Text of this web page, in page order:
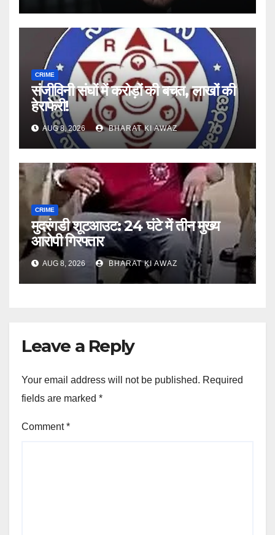
CRIME
संजीविनी संघों में करोड़ों की बचत, लाखों की
हेराफेरी!
AUG 8, 2026 BHARAT KI AWAZ
CRIME
मुदरंगडी शूटआउट: 24 घंटे में तीन मुख्य
आरोपी गिरफ्तार
AUG 8, 2026 BHARAT KI AWAZ
Leave a Reply
Your email address will not be published. Required
fields are marked *
Comment*